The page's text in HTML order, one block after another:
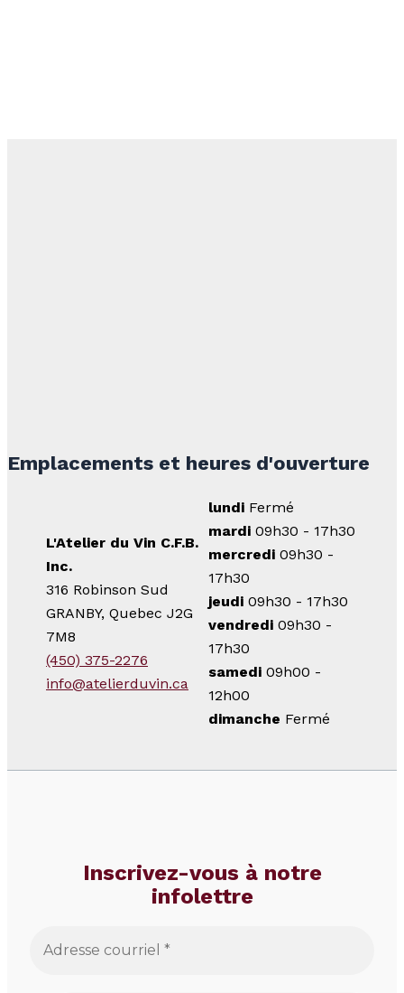
Emplacements et heures d'ouverture
L'Atelier du Vin C.F.B.
Inc.
316 Robinson Sud
GRANBY, Quebec J2G
7M8
(450) 375-2276
info@atelierduvin.ca
lundi Fermé
mardi 09h30 - 17h30
mercredi 09h30 -
17h30
jeudi 09h30 - 17h30
vendredi 09h30 -
17h30
samedi 09h00 -
12h00
dimanche Fermé
Inscrivez-vous à notre
infolettre